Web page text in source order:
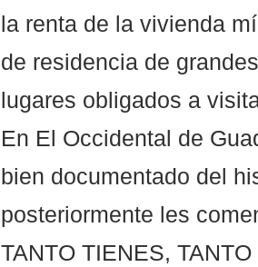
la renta de la vivienda
de residencia de
lugares obligados a
En El Occidental de
bien documentado del
posteriormente les
TANTO TIENES,